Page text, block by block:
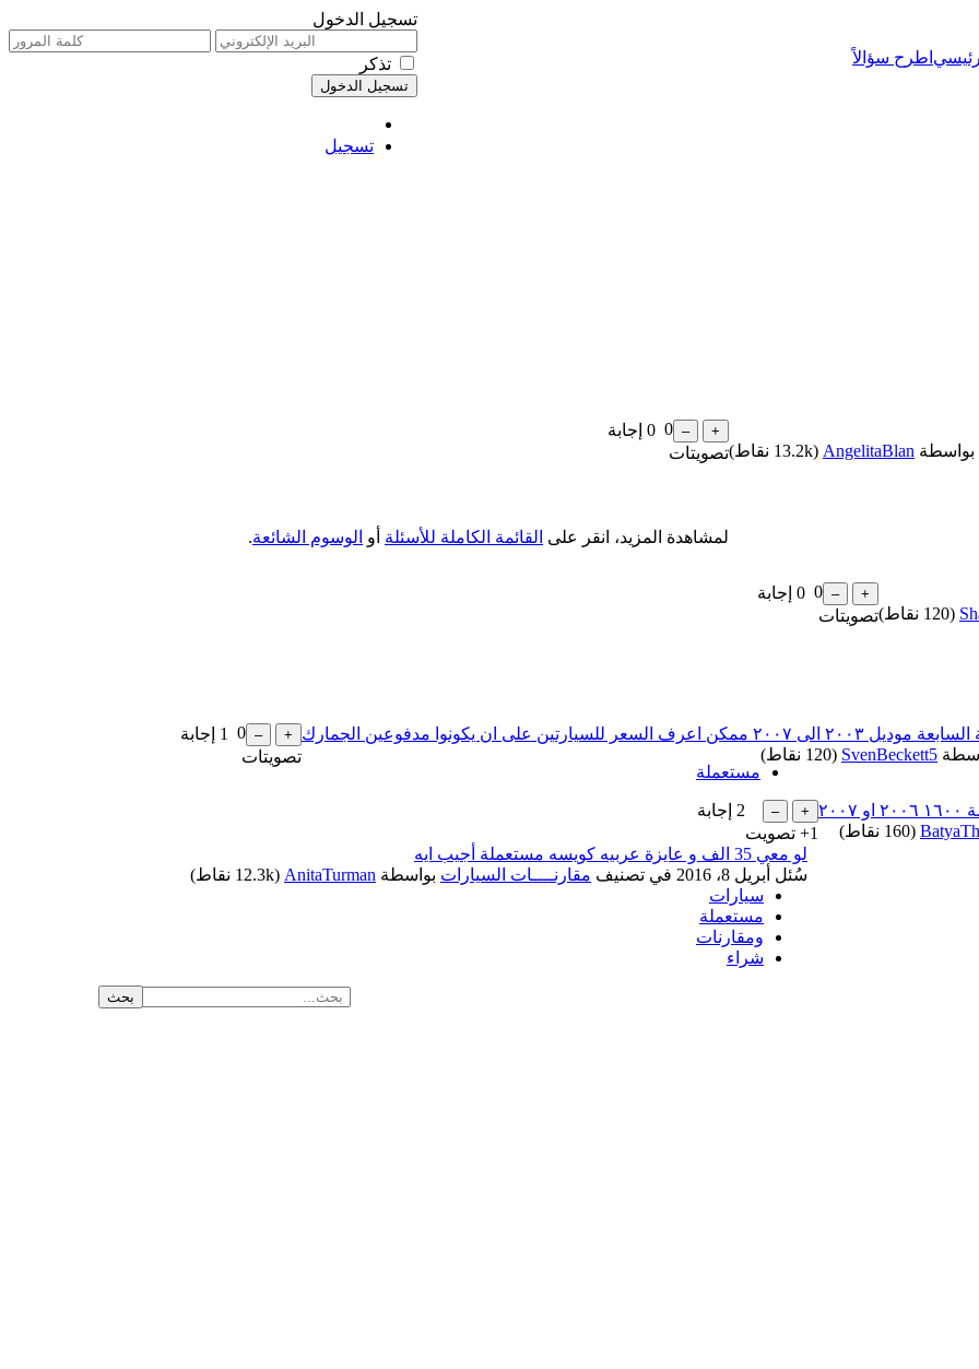
تسجيل الدخول
تذكر
تسجيل
اطرح سؤالاً
بواسطة AngelitaBlan
(
13.2k نقاط)
0
تصويتات
0 إجابة
(
120 نقاط)
0
تصويتات
0 إجابة
SvenBeckett5
(
120 نقاط)
مستعملة
0
تصويتات
1 إجابة
(
160 نقاط)
+1 تصويت
2 إجابة
لو معي 35 الف و عايزة عربيه كويسه مستعملة أجيب ايه
سُئل أبريل 8، 2016 في تصنيف مقارنــــات السيارات بواسطة AnitaTurman
(
12.3k نقاط)
سيارات
مستعملة
ومقارنات
شراء
لمشاهدة المزيد، انقر على القائمة الكاملة للأسئلة أو الوسوم الشائعة.